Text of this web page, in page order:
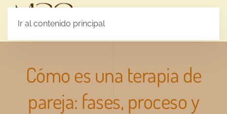
Ir al contenido principal
Cómo es una terapia de
pareja: fases, proceso y